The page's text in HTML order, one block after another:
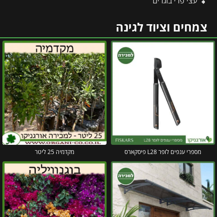
צמחים וציוד לגינה
מספרי ענפים לופר L28 פיסקארס מקדמיה 25 ליטר